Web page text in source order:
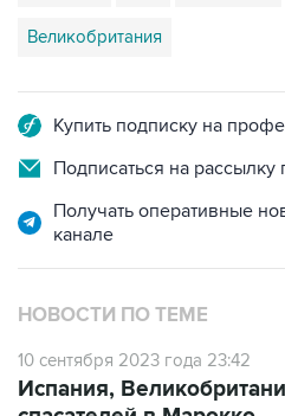
Подписаться на рассылку
Получать оперативные
НОВОСТИ ПО ТЕМЕ
10 сентября 2023 года 23:42
спасателей в Марокко